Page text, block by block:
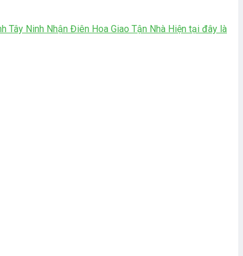
Tây Ninh Nhận Điên Hoa Giao Tận Nhà Hiện tại đây là